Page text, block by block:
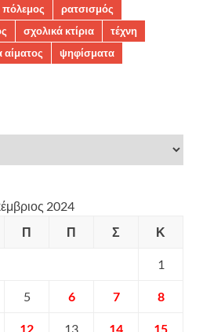
πόλεμος
ρατσισμός
σχολικά κτίρια
τέχνη
αίματος ψηφίσματα
2024
Π Π Σ Κ
1
5 6 7 8
12 13 14 15